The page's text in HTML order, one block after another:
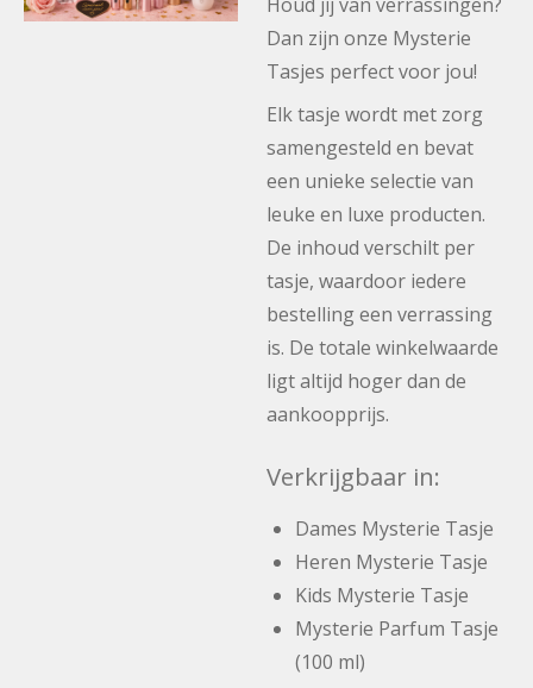
Dan zijn onze Mysterie
Tasjes perfect voor jou!
Elk tasje wordt met zorg
samengesteld en bevat
een unieke selectie van
leuke en luxe producten.
De inhoud verschilt per
tasje, waardoor iedere
bestelling een verrassing
is. De totale winkelwaarde
ligt altijd hoger dan de
aankoopprijs.
Verkrijgbaar in:
Dames Mysterie Tasje
Heren Mysterie Tasje
Kids Mysterie Tasje
Mysterie Parfum Tasje
(100 ml)